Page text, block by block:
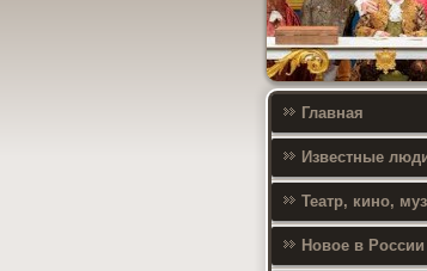
Главная
Известные
Театр, кино,
Новое в России